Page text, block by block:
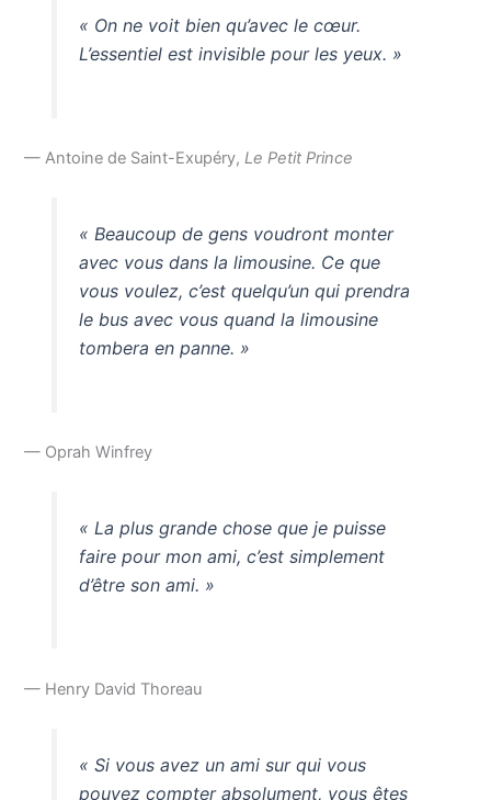
« On ne voit bien qu’avec le cœur.
L’essentiel est invisible pour les yeux. »
— Antoine de Saint-Exupéry,Le Petit Prince
« Beaucoup de gens voudront monter
avec vous dans la limousine. Ce que
vous voulez, c’est quelqu’un qui prendra
le bus avec vous quand la limousine
tombera en panne. »
— Oprah Winfrey
« La plus grande chose que je puisse
faire pour mon ami, c’est simplement
d’être son ami. »
— Henry David Thoreau
« Si vous avez un ami sur qui vous
pouvez compter absolument, vous êtes